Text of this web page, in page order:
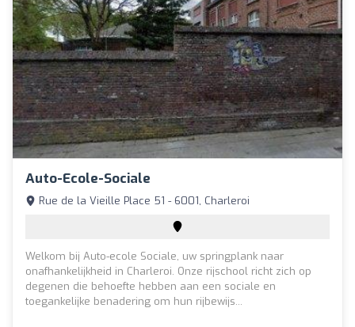
Auto-Ecole-Sociale
Rue de la Vieille Place 51 - 6001, Charleroi
Welkom bij Auto-ecole Sociale, uw springplank naar
onafhankelijkheid in Charleroi. Onze rijschool richt zich op
degenen die behoefte hebben aan een sociale en
toegankelijke benadering om hun rijbewijs...